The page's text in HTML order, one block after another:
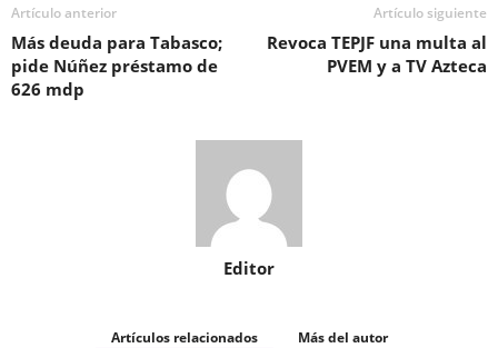
Artículo anterior
Más deuda para Tabasco;
pide Núñez préstamo de
626 mdp
Artículo siguiente
Revoca TEPJF una multa al
PVEM y a TV Azteca
Editor
Artículos relacionados Más del autor